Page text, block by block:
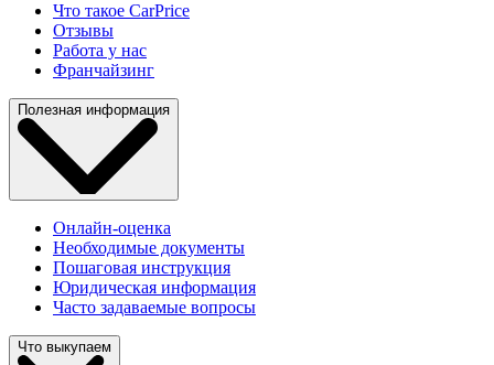
Что такое CarPrice
Отзывы
Работа у нас
Франчайзинг
Полезная информация
Онлайн-оценка
Необходимые документы
Пошаговая инструкция
Юридическая информация
Часто задаваемые вопросы
Что выкупаем